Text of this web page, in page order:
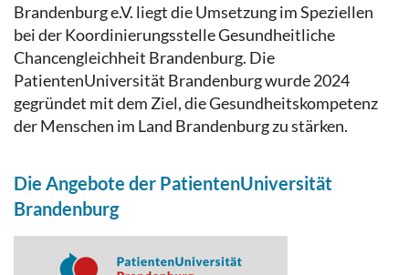
Brandenburg e.V. liegt die Umsetzung im Speziellen
bei der Koordinierungsstelle Gesundheitliche
Chancengleichheit Brandenburg. Die
PatientenUniversität Brandenburg wurde 2024
gegründet mit dem Ziel, die Gesundheitskompetenz
der Menschen im Land Brandenburg zu stärken.
Die Angebote der PatientenUniversität
Brandenburg